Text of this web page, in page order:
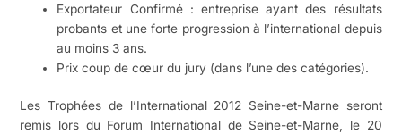
Exportateur Confirmé : entreprise ayant des résultats
probants et une forte progression à l’international depuis
au moins 3 ans.
Prix coup de cœur du jury (dans l’une des catégories).
Les Trophées de l’International 2012 Seine-et-Marne seront
remis lors du Forum International de Seine-et-Marne, le 20